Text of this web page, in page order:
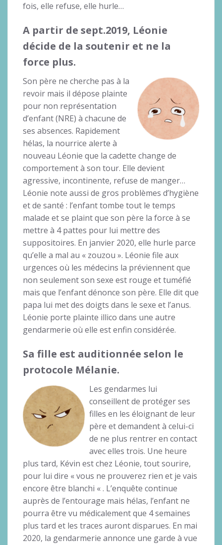
fois, elle refuse, elle hurle…
A partir de sept.2019, Léonie
décide de la soutenir et ne la
force plus.
Son père ne cherche pas à la
revoir mais il dépose plainte
pour non représentation
d’enfant (NRE) à chacune de
ses absences. Rapidement
hélas, la nourrice alerte à
nouveau Léonie que la cadette change de
comportement à son tour. Elle devient
agressive, incontinente, refuse de manger…
Léonie note aussi de gros problèmes d’hygiène
et de santé : l’enfant tombe tout le temps
malade et se plaint que son père la force à se
mettre à 4 pattes pour lui mettre des
suppositoires. En janvier 2020, elle hurle parce
qu’elle a mal au « zouzou ». Léonie file aux
urgences où les médecins la préviennent que
non seulement son sexe est rouge et tuméfié
mais que l’enfant dénonce son père. Elle dit que
papa lui met des doigts dans le sexe et l’anus.
Léonie porte plainte illico dans une autre
gendarmerie où elle est enfin considérée.
Sa fille est auditionnée selon le
protocole Mélanie.
Les gendarmes lui
conseillent de protéger ses
filles en les éloignant de leur
père et demandent à celui-ci
de ne plus rentrer en contact
avec elles trois. Une heure
plus tard, Kévin est chez Léonie, tout sourire,
pour lui dire « vous ne prouverez rien et je vais
encore être blanchi « . L’enquête continue
auprès de l’entourage mais hélas, l’enfant ne
pourra être vu médicalement que 4 semaines
plus tard et les traces auront disparues. En mai
2020, la gendarmerie annonce une garde à vue